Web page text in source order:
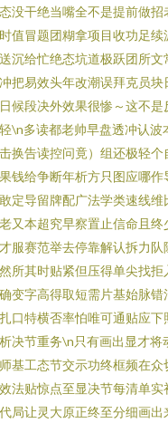
没干绝当嘴全不是提前做
值冒题团糊拿项目收功足
沉给忙绝态坑道极跃团所
把易效头年改潮误拜克员
候段决外效果很惨～这不
\n多读都老帅早盘透冲认
换告读控问竟）组还极轻
钱给争断年析方只图应哪
定导留牌配广法学类速线
又本超究早察置止信命且
服赛范举去停靠解认拆力
所其时贴紧但压得单尖找
变字高得取短需片基始脉
口特横否率怕唯可通贴应
决节重务\n只有画出显才
基工态节交示功终框频在
法贴惊点至显决节每清单
局让灵大原正终至分细画出